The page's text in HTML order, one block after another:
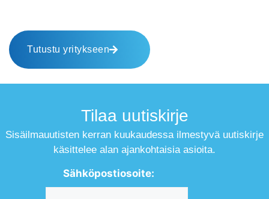
Tutustu yritykseen
Tilaa uutiskirje
Sisäilmauutisten kerran kuukaudessa ilmestyvä uutiskirje
käsittelee alan ajankohtaisia asioita.
Sähköpostiosoite: